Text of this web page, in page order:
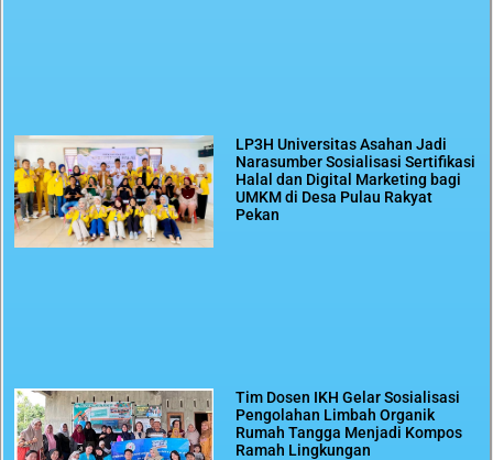
LP3H Universitas Asahan Jadi
Narasumber Sosialisasi Sertifikasi
Halal dan Digital Marketing bagi
UMKM di Desa Pulau Rakyat
Pekan
Tim Dosen IKH Gelar Sosialisasi
Pengolahan Limbah Organik
Rumah Tangga Menjadi Kompos
Ramah Lingkungan